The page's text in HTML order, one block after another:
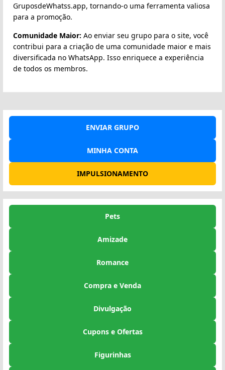
GruposdeWhatss.app, tornando-o uma ferramenta valiosa
para a promoção.
Comunidade Maior: Ao enviar seu grupo para o site, você
contribui para a criação de uma comunidade maior e mais
diversificada no WhatsApp. Isso enriquece a experiência
de todos os membros.
ENVIAR GRUPO
MINHA CONTA
IMPULSIONAMENTO
Pets
Amizade
Romance
Compra e Venda
Divulgação
Cupons e Ofertas
Figurinhas